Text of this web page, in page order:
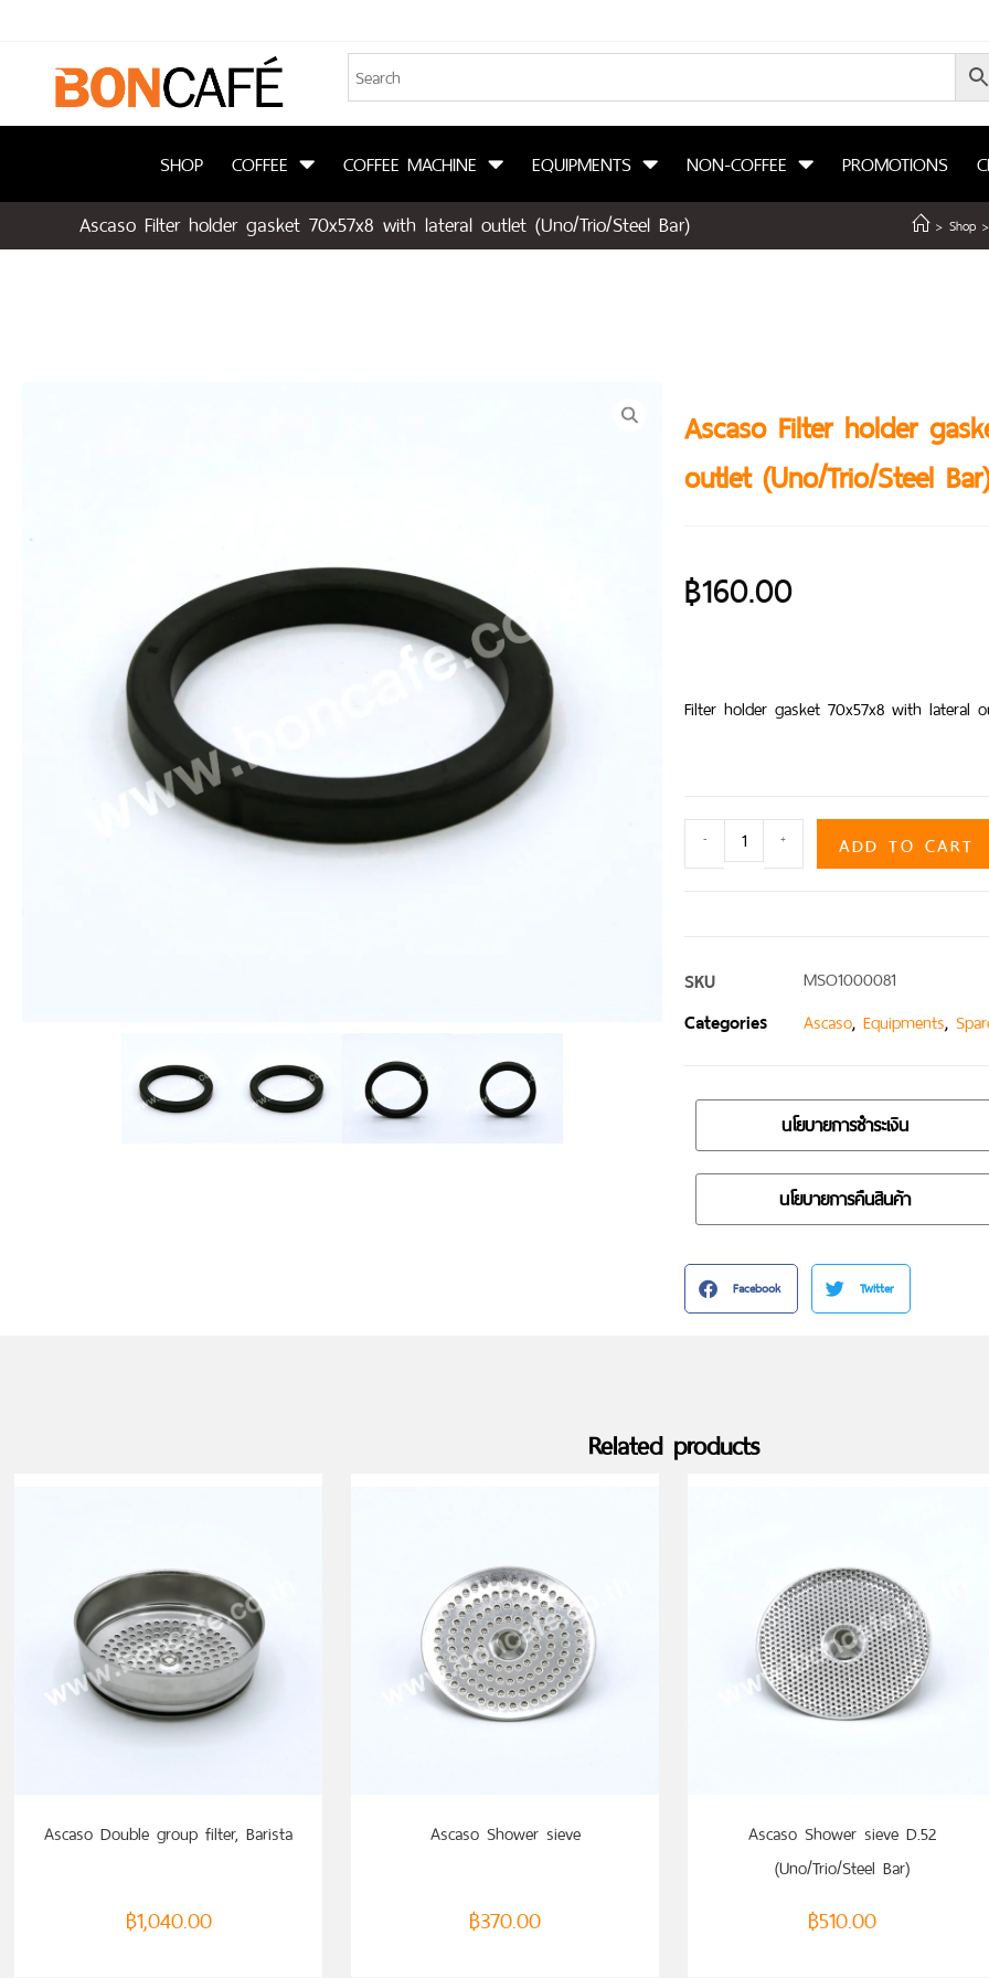
SHOP COFFEE COFFEE MACHINE EQUIPMENTS NON-COFFEE PROMOTIONS
Ascaso Filter holder gasket 70x57x8 with lateral outlet (Uno/Trio/Steel Bar) > Shop >
Ascaso Filter holder
outlet (Uno/Trio/Steel Bar)
฿160.00
Filter holder gasket 70x57x8 with lateral
- + ADD TO CART
SKU MSO1000081
Categories Ascaso, Equipments,
นโยบายการชำระเงิน
นโยบายการคืนสินค้า
Facebook Twitter
Related products
Ascaso Double group filter, Barista
฿1,040.00
Ascaso Shower sieve
฿370.00
Ascaso Shower sieve D.52
(Uno/Trio/Steel Bar)
฿510.00